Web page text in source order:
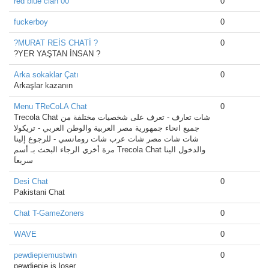
fuckerboy 0
?MURAT REİS CHATİ ?
?YER YAŞTAN İNSAN ?
0
Arka sokaklar Çatı
Arkaşlar kazanın
0
Menu TReCoLA Chat
Trecola Chat شات تعارف - تعرف على شخصيات مختلفة من
جميع انحاء جمهورية مصر العربية والوطن العربي - تريكولا
شات شات مصر شات عرب شات رومانسي - للرجوع إلينا
مرة أخري الرجاء البحث بـ أسم Trecola Chat والدخول الينا
سريعاَ
0
Desi Chat
Pakistani Chat
0
Chat T-GameZoners 0
WAVE 0
pewdiepiemustwin
pewdiepie is loser
0